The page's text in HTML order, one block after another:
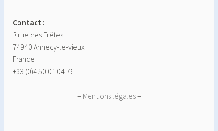
Contact :
3 rue des Frêtes
74940 Annecy-le-vieux
France
+33 (0)4 50 01 04 76
– Mentions légales–